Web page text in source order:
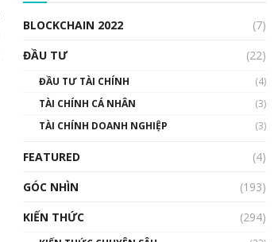
uptrend trong năm 2023? |
Phổ cập Blockchain
00:02:14
Nhìn lại năm 2022: Những
nhân vật ảnh hưởng nhất
BLOCKCHAIN 2022
(7)
ĐẦU TƯ
(22)
ĐẦU TƯ TÀI CHÍNH
(4)
TÀI CHÍNH CÁ NHÂN
(3)
TÀI CHÍNH DOANH NGHIỆP
(3)
FEATURED
(4)
GÓC NHÌN
(193)
KIẾN THỨC
(294)